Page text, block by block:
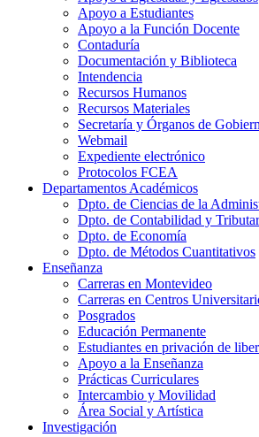
Apoyo a Estudiantes
Apoyo a la Función Docente
Contaduría
Documentación y Biblioteca
Intendencia
Recursos Humanos
Recursos Materiales
Secretaría y Órganos de
Webmail
Expediente electrónico
Protocolos FCEA
Departamentos Académicos
Dpto. de Ciencias de la
Dpto. de Contabilidad y
Dpto. de Economía
Dpto. de Métodos Cuantitativos
Enseñanza
Carreras en Montevideo
Carreras en Centros
Posgrados
Educación Permanente
Estudiantes en privación de
Apoyo a la Enseñanza
Prácticas Curriculares
Intercambio y Movilidad
Área Social y Artística
Investigación